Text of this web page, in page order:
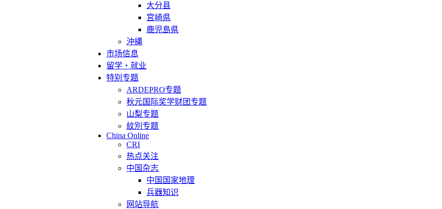
大分县
宮崎県
鹿児島県
沖縄
市场信息
留学・就业
特别专题
ARDEPRO专题
秋元国际奖学财团专题
山梨专题
紋別专题
China Online
CRI
热点关注
中国杂志
中国国家地理
兵器知识
网站导航